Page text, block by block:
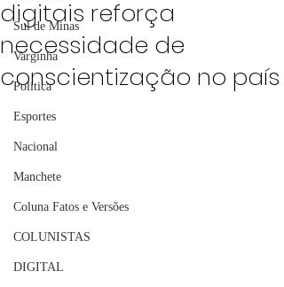
Sul de Minas
Varginha
Política
Esportes
Nacional
Manchete
Coluna Fatos e Versões
COLUNISTAS
DIGITAL
digitais reforça
necessidade de
conscientização no país